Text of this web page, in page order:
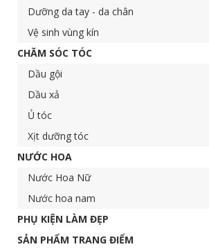
Dưỡng da tay - da chân
Vệ sinh vùng kín
CHĂM SÓC TÓC
Dầu gội
Dầu xả
Ủ tóc
Xịt dưỡng tóc
NƯỚC HOA
Nước Hoa Nữ
Nước hoa nam
PHỤ KIỆN LÀM ĐẸP
SẢN PHẨM TRANG ĐIỂM